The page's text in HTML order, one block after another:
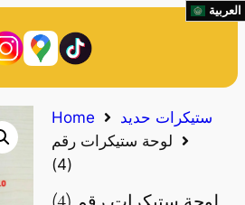
Home
ستيكرات حديد
لوحة ستيكرات رقم
(4)
العربية